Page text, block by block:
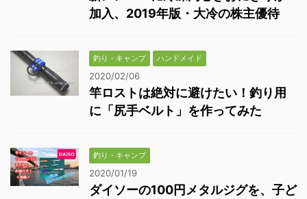
加入、2019年版・大冷の株主優待
釣り・キャンプ ハンドメイド
2020/02/06
竿ロストは絶対に避けたい！釣り用
に「尻手ベルト」を作ってみた
釣り・キャンプ
2020/01/19
ダイソーの100円メタルジグを、子ど